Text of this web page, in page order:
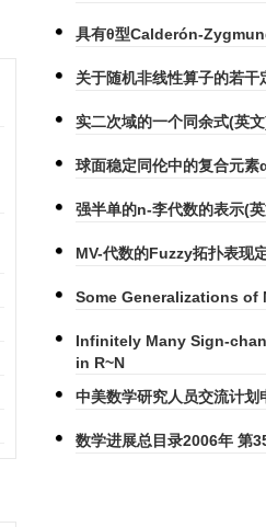
具有θ型Calderón-
关于随机非线性算子的若干
实二次域的一个同余式(英
球面稳定同伦中的复合元
强半单的n-李代数的表示(
MV-代数的Fuzzy拓扑表现
Some Generalizations
Infinitely Many Sign-
in R~N
中美数学研究人员交流计划
数学进展总目录2006年 第